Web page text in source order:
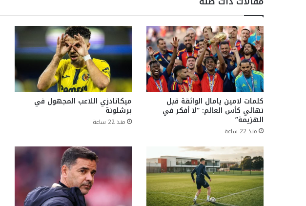
كلمات لامين يامال الواثقة قبل
نهائي كأس العالم: “لا أفكر في
الهزيمة”
منذ 22 ساعة
ميكاتادزي اللاعب المجهول في
برشلونة
منذ 22 ساعة